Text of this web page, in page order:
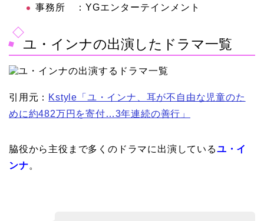
事務所 ： YGエンターテインメント
ユ・インナの出演したドラマ一覧
引用元： Kstyle「ユ・インナ、耳が不自由な児童のた
めに約482万円を寄付…3年連続の善行」
脇役から主役まで多くのドラマに出演しているユ・イ
ンナ。